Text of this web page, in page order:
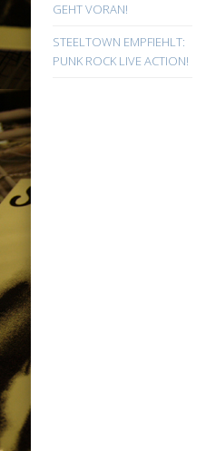
GEHT VORAN!
STEELTOWN EMPFIEHLT:
PUNK ROCK LIVE ACTION!